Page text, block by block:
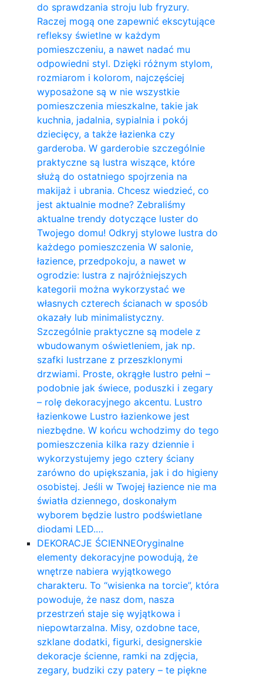
do sprawdzania stroju lub fryzury.
Raczej mogą one zapewnić ekscytujące
refleksy świetlne w każdym
pomieszczeniu, a nawet nadać mu
odpowiedni styl. Dzięki różnym stylom,
rozmiarom i kolorom, najczęściej
wyposażone są w nie wszystkie
pomieszczenia mieszkalne, takie jak
kuchnia, jadalnia, sypialnia i pokój
dziecięcy, a także łazienka czy
garderoba. W garderobie szczególnie
praktyczne są lustra wiszące, które
służą do ostatniego spojrzenia na
makijaż i ubrania. Chcesz wiedzieć, co
jest aktualnie modne? Zebraliśmy
aktualne trendy dotyczące luster do
Twojego domu! Odkryj stylowe lustra do
każdego pomieszczenia W salonie,
łazience, przedpokoju, a nawet w
ogrodzie: lustra z najróżniejszych
kategorii można wykorzystać we
własnych czterech ścianach w sposób
okazały lub minimalistyczny.
Szczególnie praktyczne są modele z
wbudowanym oświetleniem, jak np.
szafki lustrzane z przeszklonymi
drzwiami. Proste, okrągłe lustro pełni –
podobnie jak świece, poduszki i zegary
– rolę dekoracyjnego akcentu. Lustro
łazienkowe Lustro łazienkowe jest
niezbędne. W końcu wchodzimy do tego
pomieszczenia kilka razy dziennie i
wykorzystujemy jego cztery ściany
zarówno do upiększania, jak i do higieny
osobistej. Jeśli w Twojej łazience nie ma
światła dziennego, doskonałym
wyborem będzie lustro podświetlane
diodami LED.…
DEKORACJE ŚCIENNEOryginalne
elementy dekoracyjne powodują, że
wnętrze nabiera wyjątkowego
charakteru. To “wisienka na torcie”, która
powoduje, że nasz dom, nasza
przestrzeń staje się wyjątkowa i
niepowtarzalna. Misy, ozdobne tace,
szklane dodatki, figurki, designerskie
dekoracje ścienne, ramki na zdjęcia,
zegary, budziki czy patery – te piękne